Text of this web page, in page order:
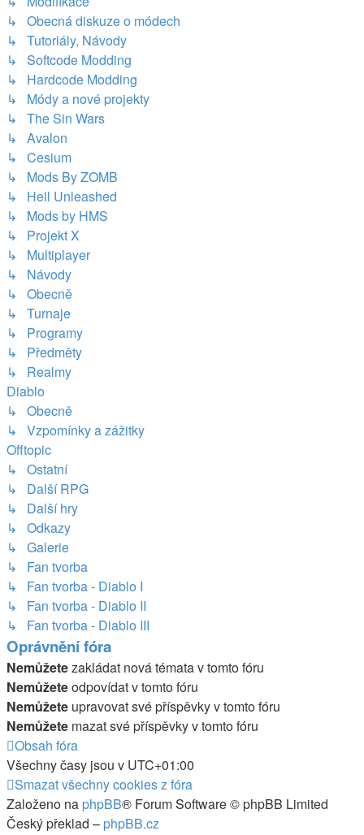
↳ Obecná diskuze o módech
↳ Tutoriály, Návody
↳ Softcode Modding
↳ Hardcode Modding
↳ Módy a nové projekty
↳ The Sin Wars
↳ Avalon
↳ Cesium
↳ Mods By ZOMB
↳ Hell Unleashed
↳ Mods by HMS
↳ Projekt X
↳ Multiplayer
↳ Návody
↳ Obecně
↳ Turnaje
↳ Programy
↳ Předměty
↳ Realmy
Diablo
↳ Obecně
↳ Vzpomínky a zážitky
Offtopic
↳ Ostatní
↳ Další RPG
↳ Další hry
↳ Odkazy
↳ Galerie
↳ Fan tvorba
↳ Fan tvorba - Diablo I
↳ Fan tvorba - Diablo II
↳ Fan tvorba - Diablo III
Oprávnění fóra
Nemůžetezakládat nová témata v tomto fóru
Nemůžeteodpovídat v tomto fóru
Nemůžete upravovat své příspěvky v tomto fóru
Nemůžete mazat své příspěvky v tomto fóru
Obsah fóra
Všechny časy jsou v UTC+01:00
Smazat všechny cookies z fóra
Založeno na phpBB® Forum Software © phpBB Limited
Český překlad – phpBB.cz